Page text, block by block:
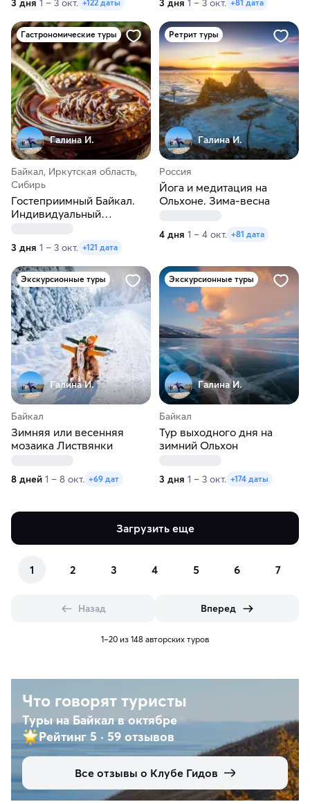
3 дня 1 – 3 окт. +122 даты 3 дня 1 – 3 окт. +81 дата
Гастрономические туры
Галина И.
Байкал, Иркутская область,
Сибирь
Гостеприимный Байкал.
Индивидуальный
3 дня 1 – 3 окт. +121 дата
Ретрит туры
Галина И.
Россия
Йога и медитация на
Ольхоне. Зима-весна
4 дня 1 – 4 окт. +81 дата
Экскурсионные туры
Галина И.
Байкал
Зимняя или весенняя
мозаика Листвянки
8 дней 1 – 8 окт. +69 дат
Экскурсионные туры
Галина И.
Байкал
Тур выходного дня на
зимний Ольхон
3 дня 1 – 3 окт. +174 даты
Загрузить еще
1 2 3 4 5 6 7
Назад Вперед
1–20 из 148 авторских туров
Что говорят туристы
Туры на Байкал в октябре
Рейтинг 5 · 59 отзывов
Все отзывы о Клубе Гидов